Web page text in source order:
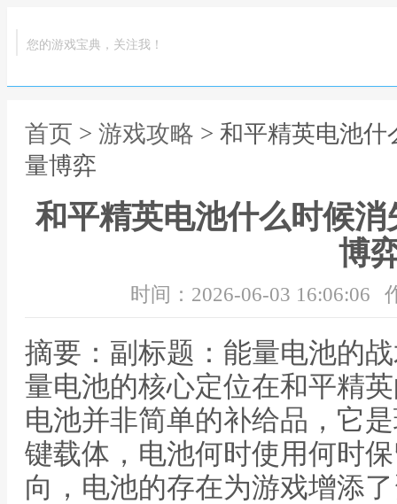
您的游戏宝典，关注我！
首页 > 游戏攻略 > 和平精英电池
量博弈
和平精英电池什么时候
博
时间：2026-06-03 16:06:06
摘要：副标题：能量电池的
量电池的核心定位在和平精
电池并非简单的补给品，它
键载体，电池何时使用何时
向，电池的存在为游戏增添